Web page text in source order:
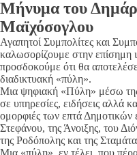
Μήνυμα του
Μαϊχόσογλου
Αγαπητοί Συμπολίτες και
καλωσορίζουμε στην επίσημη
προσδοκούμε ότι θα
διαδικτυακή «πύλη».
Μια ψηφιακή «Πύλη» μέσω
σε υπηρεσίες, ειδήσεις αλλά
ομορφιές των επτά Δημοτικών
Στεφάνου, της Άνοιξης, του
της Ροδόπολης και της
Μια «πύλη», εν τέλει, που